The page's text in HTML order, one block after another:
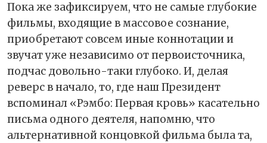
Пока же зафиксируем, что не самые глубокие
фильмы, входящие в массовое сознание,
приобретают совсем иные коннотации и
звучат уже независимо от первоисточника,
подчас довольно-таки глубоко. И, делая
реверс в начало, то, где наш Президент
вспоминал «Рэмбо: Первая кровь» касательно
письма одного деятеля, напомню, что
альтернативной концовкой фильма была та,